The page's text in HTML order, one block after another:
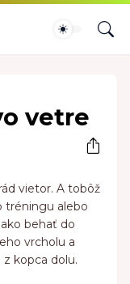
vetre
vietor. A tobôž
tréningu alebo
behať do
vrcholu a
kopca dolu.